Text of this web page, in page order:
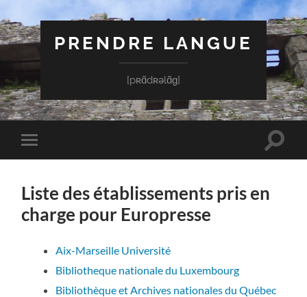
PRENDRE LANGUE
[pʀɑ̃dʀəlɑ̃ɡ]
Toggle
mobile
Toggle
Liste des établissements pris en
charge pour Europresse
Aix-Marseille Université
Bibliotheque nationale du Luxembourg
Bibliothèque et Archives nationales du Québec